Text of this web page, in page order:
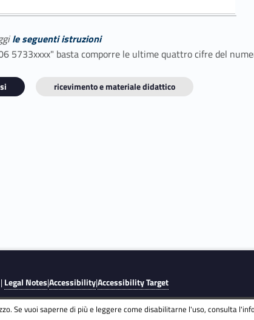
le seguenti istruzioni
5733xxxx" basta comporre le ultime quattro cifre del
ricevimento e materiale didattico
Legal Notes|Accessibility|Accessibility Target
Se vuoi saperne di più e leggere come disabilitarne l'uso, consulta